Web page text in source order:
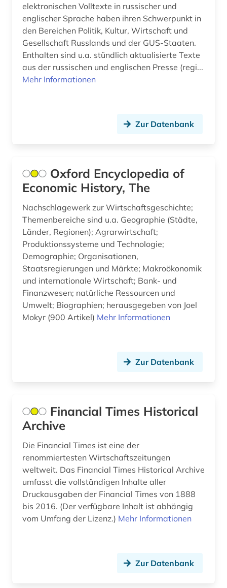
film (1)
finance (2)
finanzdienstleister (1)
finanzwissenschaft (1)
firmen (1)
firmenbuch (1)
firmendatenbank (1)
forderungsausfallrisiko (1)
fortschrittsbericht (1)
führungskräfte (1)
geisteswissenschaften (1)
genealogie (2)
genossenschaften (1)
geografie (2)
Nordamerika (1)
Nordrhein-Westfalen (1)
Norwegen (1)
Oesterreich (5)
Rumänien (1)
Russland, Sowjetunion (5)
Schweden (1)
Schweiz (4)
Serbien (1)
Slowakei (1)
Slowenien (1)
Spanien (2)
Suedosteuropa (1)
USA (9)
Ukraine (1)
Ungarn (1)
elektronischen Volltexte in russischer und
englischer Sprache haben ihren Schwerpunkt in
den Bereichen Politik, Kultur, Wirtschaft und
Gesellschaft Russlands und der GUS-Staaten.
Enthalten sind u.a. stündlich aktualisierte Texte
aus der russischen und englischen Presse (regi...
Mehr Informationen
Zur Datenbank
Oxford Encyclopedia of
Economic History, The
Nachschlagewerk zur Wirtschaftsgeschichte;
Themenbereiche sind u.a. Geographie (Städte,
Länder, Regionen); Agrarwirtschaft;
Produktionssysteme und Technologie;
Demographie; Organisationen,
Staatsregierungen und Märkte; Makroökonomik
und internationale Wirtschaft; Bank- und
Finanzwesen; natürliche Ressourcen und
Umwelt; Biographien; herausgegeben von Joel
Mokyr (900 Artikel) Mehr Informationen
Zur Datenbank
Financial Times Historical
Archive
Die Financial Times ist eine der
renommiertesten Wirtschaftszeitungen
weltweit. Das Financial Times Historical Archive
umfasst die vollständigen Inhalte aller
Druckausgaben der Financial Times von 1888
bis 2016. (Der verfügbare Inhalt ist abhängig
vom Umfang der Lizenz.) Mehr Informationen
Zur Datenbank